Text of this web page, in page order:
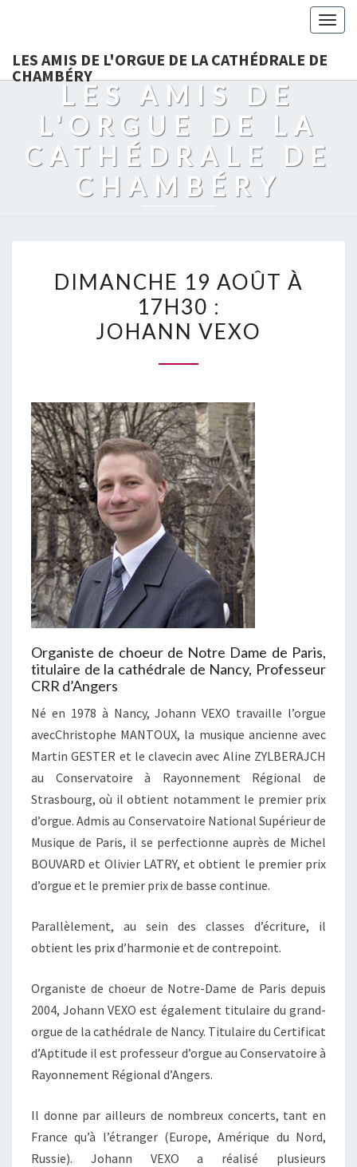
LES AMIS DE L'ORGUE DE LA CATHÉDRALE DE
CHAMBÉRY
LES AMIS DE
L'ORGUE DE LA
CATHÉDRALE DE
CHAMBÉRY
19
AOÛT
À
VEXO
DIMANCHE 19 AOÛT À
17H30 :
JOHANN VEXO
Organiste de choeur de Notre Dame de Paris,
titulaire de la cathédrale de Nancy, Professeur
CRR d’Angers
Né en 1978 à Nancy, Johann VEXO travaille l’orgue
avecChristophe MANTOUX, la musique ancienne avec
Martin GESTER et le clavecin avec Aline ZYLBERAJCH
au Conservatoire à Rayonnement Régional de
Strasbourg, où il obtient notamment le premier prix
d’orgue. Admis au Conservatoire National Supérieur de
Musique de Paris, il se perfectionne auprès de Michel
BOUVARD et Olivier LATRY, et obtient le premier prix
d’orgue et le premier prix de basse continue.
Parallèlement, au sein des classes d’écriture, il
obtient les prix d’harmonie et de contrepoint.
Organiste de choeur de Notre-Dame de Paris depuis
2004, Johann VEXO est également titulaire du grand-
orgue de la cathédrale de Nancy. Titulaire du Certificat
d’Aptitude il est professeur d’orgue au Conservatoire à
Rayonnement Régional d’Angers.
Il donne par ailleurs de nombreux concerts, tant en
France qu’à l’étranger (Europe, Amérique du Nord,
Russie). Johann VEXO a réalisé plusieurs